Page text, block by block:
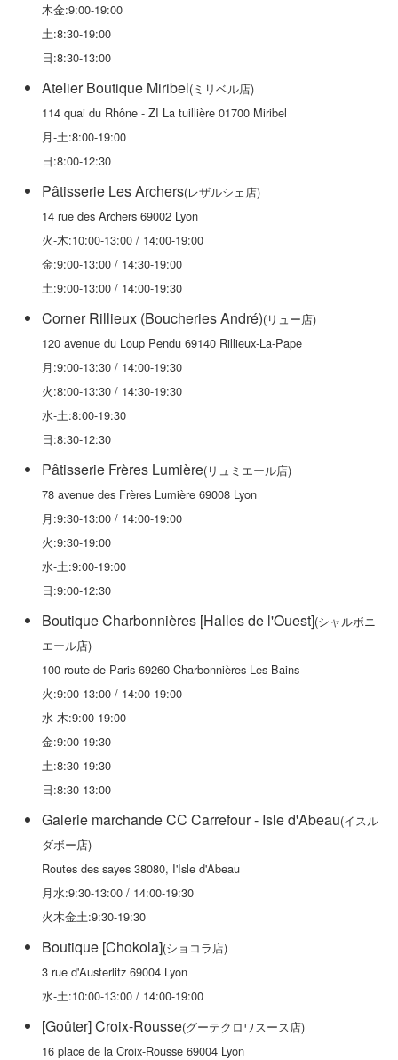
木金:9:00-19:00
土:8:30-19:00
日:8:30-13:00
Atelier Boutique Miribel(ミリベル店)
114 quai du Rhône - ZI La tuillière 01700 Miribel
月-土:8:00-19:00
日:8:00-12:30
Pâtisserie Les Archers(レザルシェ店)
14 rue des Archers 69002 Lyon
火-木:10:00-13:00 / 14:00-19:00
金:9:00-13:00 / 14:30-19:00
土:9:00-13:00 / 14:00-19:30
Corner Rillieux (Boucheries André)(リュー店)
120 avenue du Loup Pendu 69140 Rillieux-La-Pape
月:9:00-13:30 / 14:00-19:30
火:8:00-13:30 / 14:30-19:30
水-土:8:00-19:30
日:8:30-12:30
Pâtisserie Frères Lumière(リュミエール店)
78 avenue des Frères Lumière 69008 Lyon
月:9:30-13:00 / 14:00-19:00
火:9:30-19:00
水-土:9:00-19:00
日:9:00-12:30
Boutique Charbonnières [Halles de l'Ouest](シャルボニ
エール店)
100 route de Paris 69260 Charbonnières-Les-Bains
火:9:00-13:00 / 14:00-19:00
水-木:9:00-19:00
金:9:00-19:30
土:8:30-19:30
日:8:30-13:00
Galerie marchande CC Carrefour - Isle d'Abeau(イスル
ダボー店)
Routes des sayes 38080, I'Isle d'Abeau
月水:9:30-13:00 / 14:00-19:30
火木金土:9:30-19:30
Boutique [Chokola](ショコラ店)
3 rue d'Austerlitz 69004 Lyon
水-土:10:00-13:00 / 14:00-19:00
[Goûter] Croix-Rousse(グーテクロワスース店)
16 place de la Croix-Rousse 69004 Lyon